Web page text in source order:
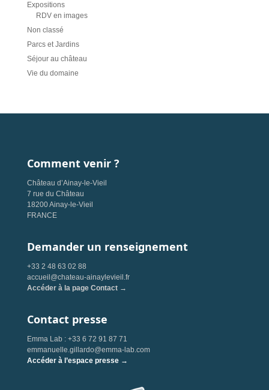
Expositions
RDV en images
Non classé
Parcs et Jardins
Séjour au château
Vie du domaine
Comment venir ?
Château d’Ainay-le-Vieil
7 rue du Château
18200 Ainay-le-Vieil
FRANCE
Demander un renseignement
+33 2 48 63 02 88
accueil@chateau-ainaylevieil.fr
Accéder à la page Contact →
Contact presse
Emma Lab : +33 6 72 91 87 71
emmanuelle.gillardo@emma-lab.com
Accéder à l’espace presse →